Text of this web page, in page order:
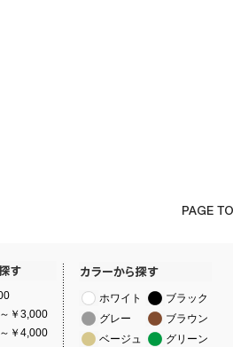
￥3,000
￥4,000
ホワイト
ブラック
グレー
ブラウン
ベージュ
グリーン